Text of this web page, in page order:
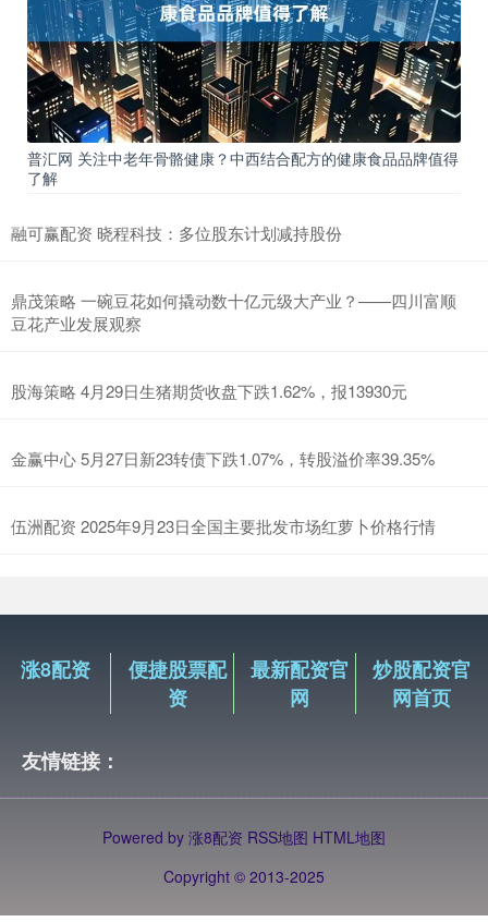
普汇网 关注中老年骨骼健康？中西结合配方的健康食品品牌值得
了解
融可赢配资 晓程科技：多位股东计划减持股份
鼎茂策略 一碗豆花如何撬动数十亿元级大产业？——四川富顺
豆花产业发展观察
股海策略 4月29日生猪期货收盘下跌1.62%，报13930元
金赢中心 5月27日新23转债下跌1.07%，转股溢价率39.35%
伍洲配资 2025年9月23日全国主要批发市场红萝卜价格行情
涨8配资
便捷股票配
资
最新配资官
网
炒股配资官
网首页
友情链接：
Powered by 涨8配资 RSS地图 HTML地图
Copyright © 2013-2025